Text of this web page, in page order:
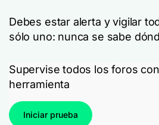
Debes estar alerta y vigilar
sólo uno: nunca se sabe
Supervise todos los foros
herramienta
Iniciar prueba